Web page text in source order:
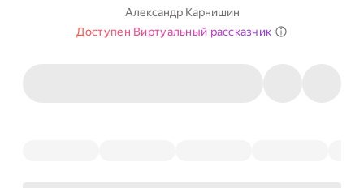
Александр Карнишин
Доступен Виртуальный рассказчик